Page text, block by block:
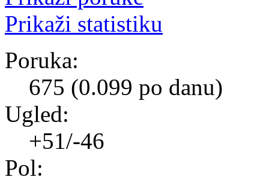
Prikaži statistiku
Poruka:
675 (0.099 po danu)
Ugled:
+51/-46
Pol: